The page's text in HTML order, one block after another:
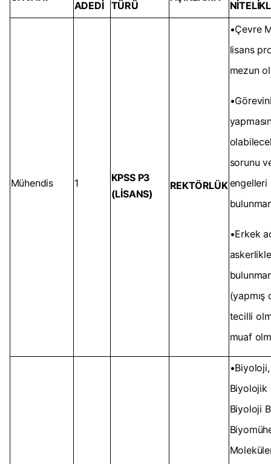
ADEDİ
TÜRÜ
Mühendis 1
KPSS P3
(LİSANS)
REKTÖRLÜK
•Çevre
lisans
mezun
sorunu
engelleri
•Erkek
(yapmış
tecilli
muaf
Biyolojik
Biyoloji